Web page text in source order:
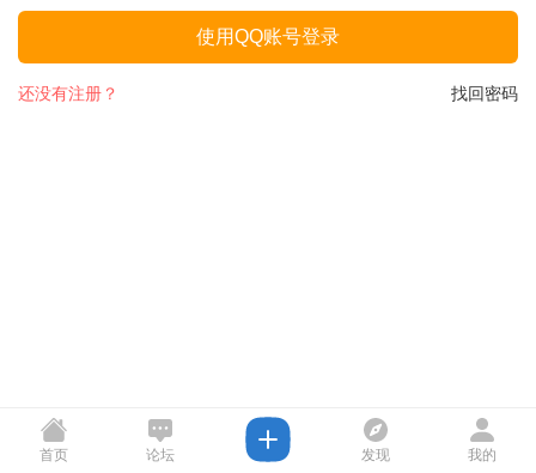
使用QQ账号登录
找回密码
还没有注册？
首页 论坛 发现 我的